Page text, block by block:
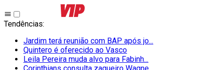
Tendências:
Jardim terá reunião com BAP após jo...
Quintero é oferecido ao Vasco
Leila Pereira muda alvo para Fabinh...